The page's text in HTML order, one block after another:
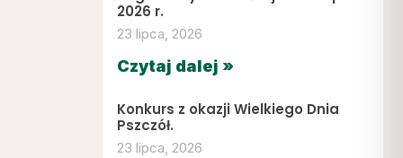
2026 r.
23 lipca, 2026
Czytaj dalej »
Konkurs z okazji Wielkiego Dnia
Pszczół.
23 lipca, 2026